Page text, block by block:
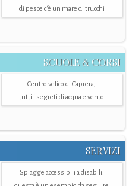
di pesce c'è un mare di trucchi
SCUOLE & CORSI
Centro velico di Caprera,
tutti i segreti di acqua e vento
SERVIZI
Spiagge accessibili a disabili: